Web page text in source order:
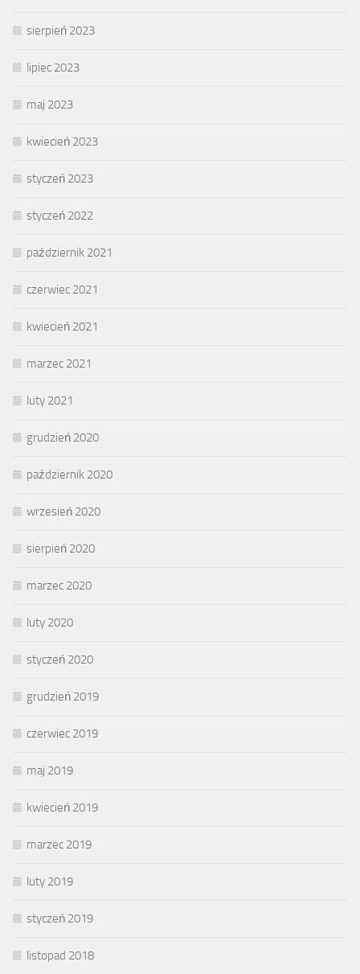
sierpień 2023
lipiec 2023
maj 2023
kwiecień 2023
styczeń 2023
styczeń 2022
październik 2021
czerwiec 2021
kwiecień 2021
marzec 2021
luty 2021
grudzień 2020
październik 2020
wrzesień 2020
sierpień 2020
marzec 2020
luty 2020
styczeń 2020
grudzień 2019
czerwiec 2019
maj 2019
kwiecień 2019
marzec 2019
luty 2019
styczeń 2019
listopad 2018